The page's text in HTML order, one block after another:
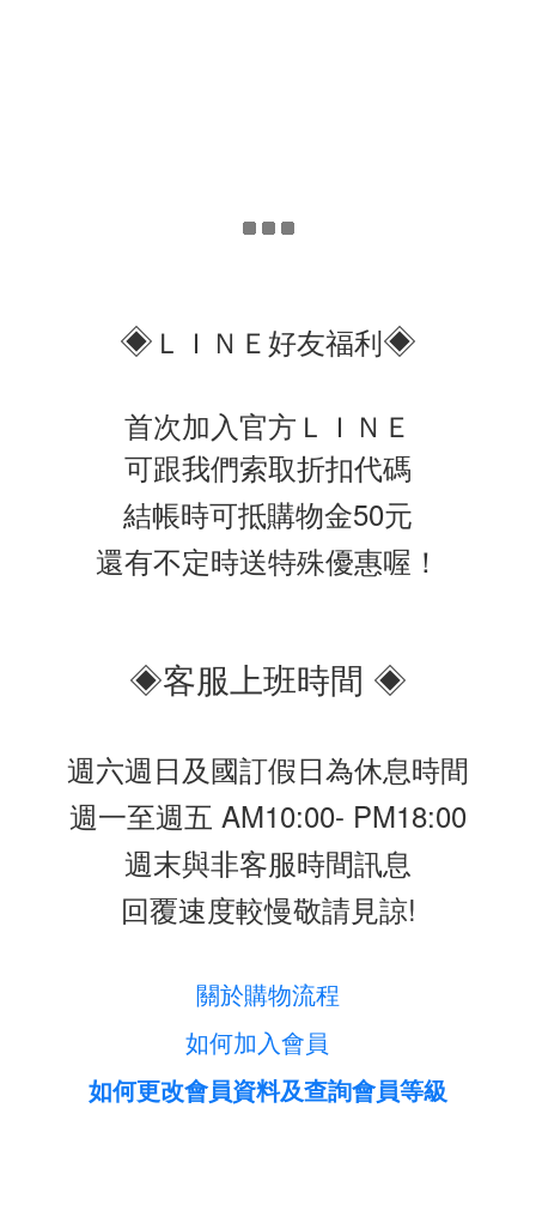
◈ ＬＩＮＥ好友福利◈
首次加入官方ＬＩＮＥ
可跟我們索取折扣代碼
結帳時可抵購物金50元
還有不定時送特殊優惠喔！
◈客服上班時間 ◈
週六週日及國訂假日為休息時間
週一至週五 AM10:00- PM18:00
週末與非客服時間訊息
回覆速度較慢敬請見諒!
關於購物流程
如何加入會員
如何更改會員資料及查詢會員等級